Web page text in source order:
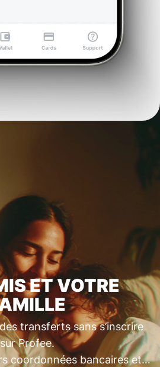
ET VOTRE
transferts sans s’inscrire
sur Profee.
coordonnées bancaires et…